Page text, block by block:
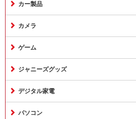
カー製品
カメラ
ゲーム
ジャニーズグッズ
デジタル家電
パソコン